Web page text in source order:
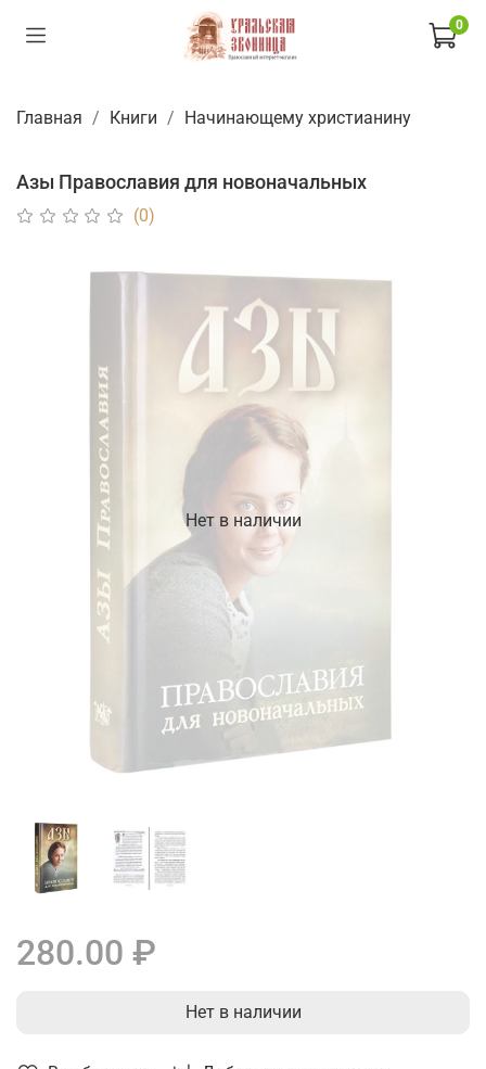
0
Главная Книги Начинающему христианину
Азы Православия для новоначальных
(0)
Нет в наличии
280.00 ₽
Нет в наличии